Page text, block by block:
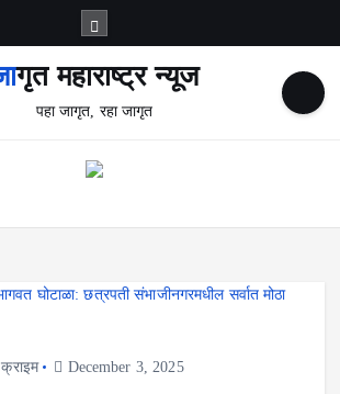
जागृत महाराष्ट्र न्यूज
पहा जागृत, रहा जागृत
क्राइम December 3, 2025